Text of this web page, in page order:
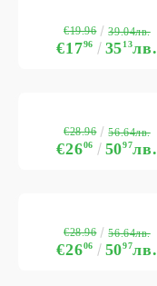
€1796 3513лв.
€19.96 39.04лв.
€2606 5097лв.
€28.96 56.64лв.
€2606 5097лв.
€28.96 56.64лв.